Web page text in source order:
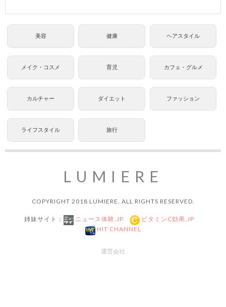
美容 健康 ヘアスタイル
メイク・コスメ 育児 カフェ・グルメ
カルチャー ダイエット ファッション
ライフスタイル 旅行
LUMIERE
COPYRIGHT 2018 LUMIERE. ALL RIGHTS RESERVED.
姉妹サイト： ニュース体験.JP
ビタミンC効果.JP
HIT CHANNEL
運営会社